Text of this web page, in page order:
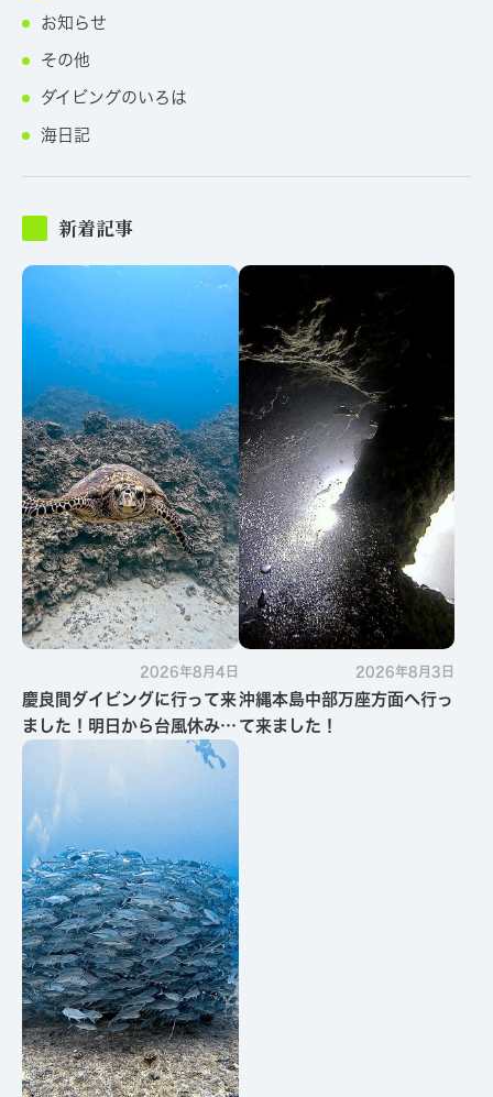
お知らせ
その他
ダイビングのいろは
海日記
新着記事
2026年8月4日
慶良間ダイビングに行って来
ました！明日から台風休みで
す・・・
2026年8月3日
沖縄本島中部万座方面へ行っ
て来ました！